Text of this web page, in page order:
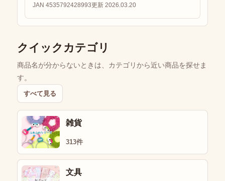
JAN 4535792428993更新 2026.03.20
クイックカテゴリ
商品名が分からないときは、カテゴリから近い商品を探せま
す。
すべて見る
雑貨
313件
文具